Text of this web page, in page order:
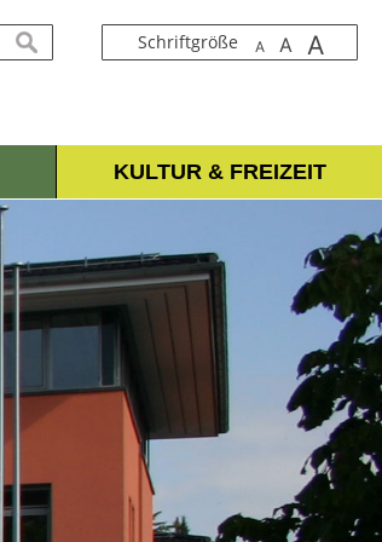
Schriftgröße A A A
suchen
KULTUR & FREIZEIT